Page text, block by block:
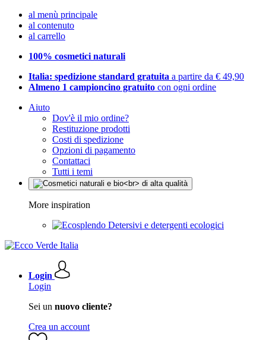
al menù principale
al contenuto
al carrello
100% cosmetici naturali
Italia: spedizione standard gratuita a partire da € 49,90
Almeno 1 campioncino gratuito con ogni ordine
Aiuto
Dov'è il mio ordine?
Restituzione prodotti
Costi di spedizione
Opzioni di pagamento
Contattaci
Tutti i temi
More inspiration
Detersivi e detergenti ecologici
Login
Login
Sei un nuovo cliente?
Crea un account